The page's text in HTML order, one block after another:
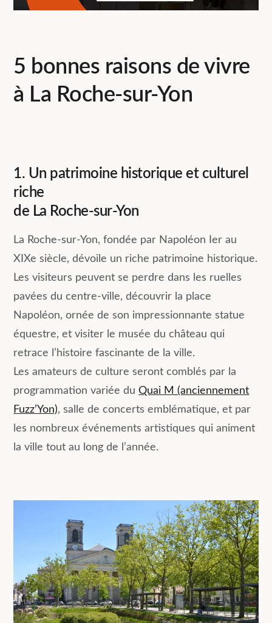
5 bonnes raisons de vivre
à La Roche-sur-Yon
1. Un patrimoine historique et culturel
riche
de La Roche-sur-Yon
La Roche-sur-Yon, fondée par Napoléon Ier au
XIXe siècle, dévoile un riche patrimoine historique.
Les visiteurs peuvent se perdre dans les ruelles
pavées du centre-ville, découvrir la place
Napoléon, ornée de son impressionnante statue
équestre, et visiter le musée du château qui
retrace l’histoire fascinante de la ville.
Les amateurs de culture seront comblés par la
programmation variée duQuai M (anciennement
Fuzz’Yon), salle de concerts emblématique, et par
les nombreux événements artistiques qui animent
la ville tout au long de l’année.